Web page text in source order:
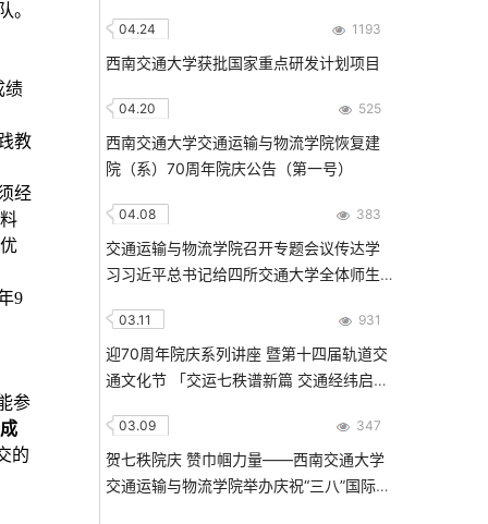
。
绩
教
经
9
参
的
04.24 1193
西南交通大学获批国家重点研发计划项目
04.20 525
西南交通大学交通运输与物流学院恢复建
院（系）70周年院庆公告（第一号）
04.08 383
交通运输与物流学院召开专题会议传达学
习习近平总书记给四所交通大学全体师生
03.11 931
迎70周年院庆系列讲座 暨第十四届轨道交
通文化节 「交运七秩谱新篇 交通经纬启新
Alignment Problem in Transportation
Policy Making: An LLM Approach
03.09 347
贺七秩院庆 赞巾帼力量——西南交通大学
交通运输与物流学院举办庆祝“三八”国际劳